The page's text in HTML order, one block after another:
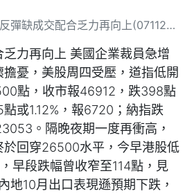
缺成交配合乏力再向上(071125).docx
力再向上 美國企業裁員急增
憂，美股周四受壓，道指低開
點，收市報46912，跌398點
或1.12%，報6720；納指跌
。隔晚夜期一度再衝高，
於回穿26500水平，今早港股低
早段跌幅曾收窄至114點，見
地10月出口表現遜預期下跌，